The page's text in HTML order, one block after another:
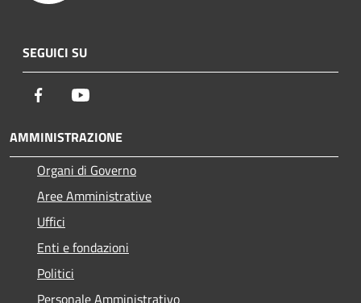
SEGUICI SU
Facebook
AMMINISTRAZIONE
Organi di Governo
Aree Amministrative
Uffici
Enti e fondazioni
Politici